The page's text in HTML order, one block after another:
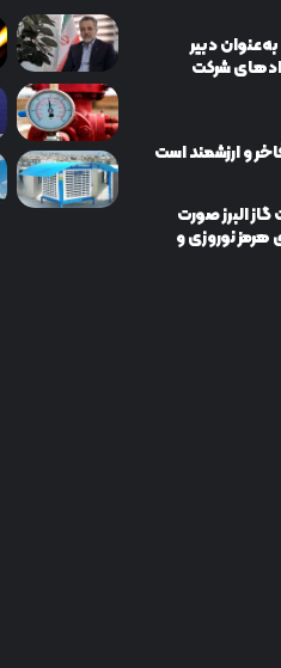
دبیر
شركت
و ارزشمند است
البرز صورت
هرمز نوروزی و